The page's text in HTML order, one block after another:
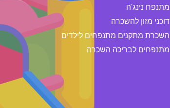
מתנפח נינג'ה
דוכני מזון להשכרה
השכרת מתקנים מתנפחים לילדים
מתנפחים לבריכה השכרה